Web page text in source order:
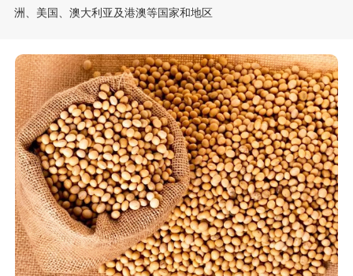
洲、美国、澳大利亚及港澳等国家和地区